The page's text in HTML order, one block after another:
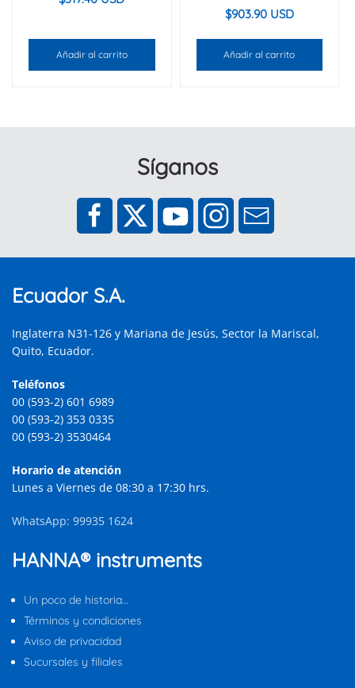
Añadir al carrito
$903.90 USD
Añadir al carrito
Síganos
Ecuador S.A.
Inglaterra N31-126 y Mariana de Jesús, Sector la Mariscal,
Quito, Ecuador.
Teléfonos
00 (593-2) 601 6989
00 (593-2) 353 0335
00 (593-2) 3530464
Horario de atención
Lunes a Viernes de 08:30 a 17:30 hrs.
WhatsApp: 99935 1624
HANNA® instruments
Un poco de historia…
Términos y condiciones
Aviso de privacidad
Sucursales y filiales